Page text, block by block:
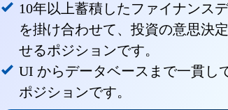
10年以上蓄積したファイナンス
を掛け合わせて、投資の意思決
せるポジションです。
UI からデータベースまで一貫し
ポジションです。